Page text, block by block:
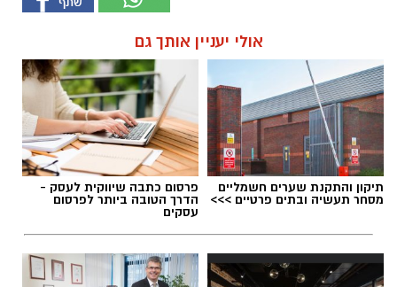
אולי יעניין אותך גם
תיקון והתקנת שערים חשמליים
מסחר תעשיה ובתים פרטיים >>>
פרסום כתבה שיווקית לעסק -
הדרך הטובה ביותר לפרסום
עסקים